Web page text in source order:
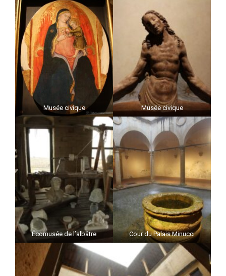
Musée civique Musée civique
Écomusée de l’albâtre Cour du Palais Minucci